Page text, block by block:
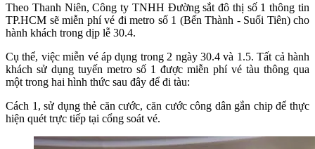
Theo Thanh Niên, Công ty TNHH Đường sắt đô thị số 1 thông tin
TP.HCM sẽ miễn phí vé đi metro số 1 (Bến Thành - Suối Tiên) cho
hành khách trong dịp lễ 30.4.
Cụ thể, việc miễn vé áp dụng trong 2 ngày 30.4 và 1.5. Tất cả hành
khách sử dụng tuyến metro số 1 được miễn phí vé tàu thông qua
một trong hai hình thức sau đây để đi tàu:
Cách 1, sử dụng thẻ căn cước, căn cước công dân gắn chip để thực
hiện quét trực tiếp tại cổng soát vé.